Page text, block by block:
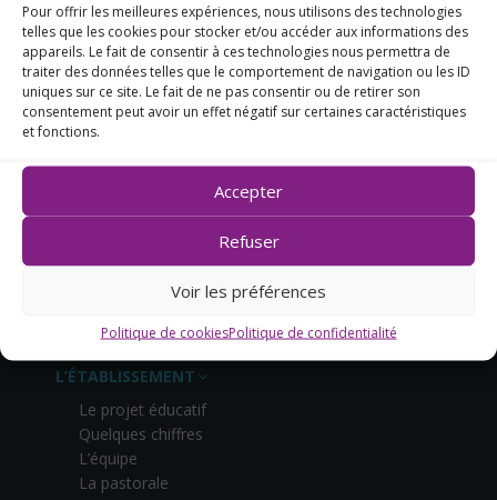
Pour offrir les meilleures expériences, nous utilisons des technologies
telles que les cookies pour stocker et/ou accéder aux informations des
appareils. Le fait de consentir à ces technologies nous permettra de
traiter des données telles que le comportement de navigation ou les ID
uniques sur ce site. Le fait de ne pas consentir ou de retirer son
consentement peut avoir un effet négatif sur certaines caractéristiques
et fonctions.
Accepter
Refuser
Voir les préférences
Politique de cookiesPolitique de confidentialité
14, rue des Capucins
44270 Machecoul
CONTACTEZ-NOUS
L’ÉTABLISSEMENT
Le projet éducatif
Quelques chiffres
L’équipe
La pastorale